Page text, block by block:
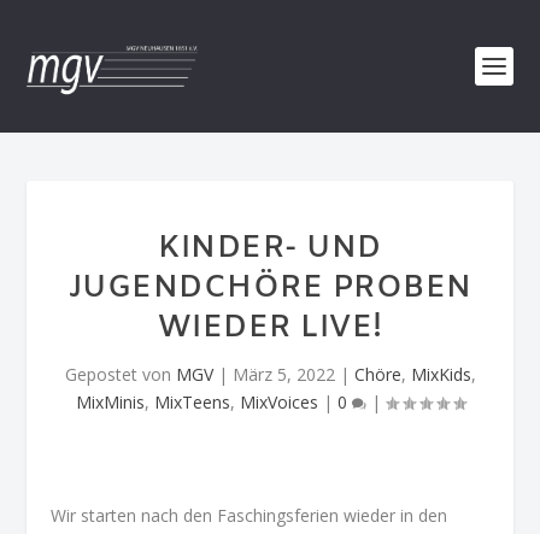
KINDER- UND
JUGENDCHÖRE PROBEN
WIEDER LIVE!
Gepostet von MGV| März 5, 2022| Chöre, MixKids,
MixMinis, MixTeens, MixVoices | 0 |
Wir starten nach den Faschingsferien wieder in den